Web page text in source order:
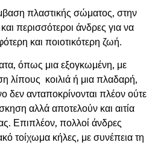
πλαστικής σώματος, στην
περισσότεροι άνδρες για να
και ποιοτικότερη ζωή.
όπως μια εξογκωμένη, με
λίπους κοιλιά ή μια πλαδαρή,
δεν ανταποκρίνονται πλέον ούτε
αλλά αποτελούν και αιτία
Επιπλέον, πολλοί άνδρες
τοίχωμα κήλες, με συνέπεια τη